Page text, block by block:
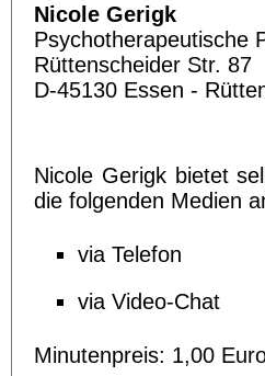
Nicole Gerigk
Psychotherapeutische
Rüttenscheider Str. 87
D-45130 Essen -
Nicole Gerigk bietet
die folgenden Medien
via Telefon
via Video-Chat
Minutenpreis: 1,00